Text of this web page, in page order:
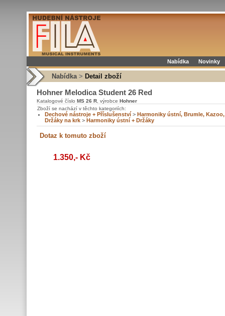
Nabídka Novinky
Nabídka > Detail zboží
Hohner Melodica Student 26 Red
Katalogové číslo MS 26 R , výrobce Hohner
Zboží se nachází v těchto kategoriích:
Dechové nástroje + Příslušenství > Harmoniky ústní, Brumle, Kazoo,
Držáky na krk > Harmoniky ústní + Držáky
1.350,- Kč